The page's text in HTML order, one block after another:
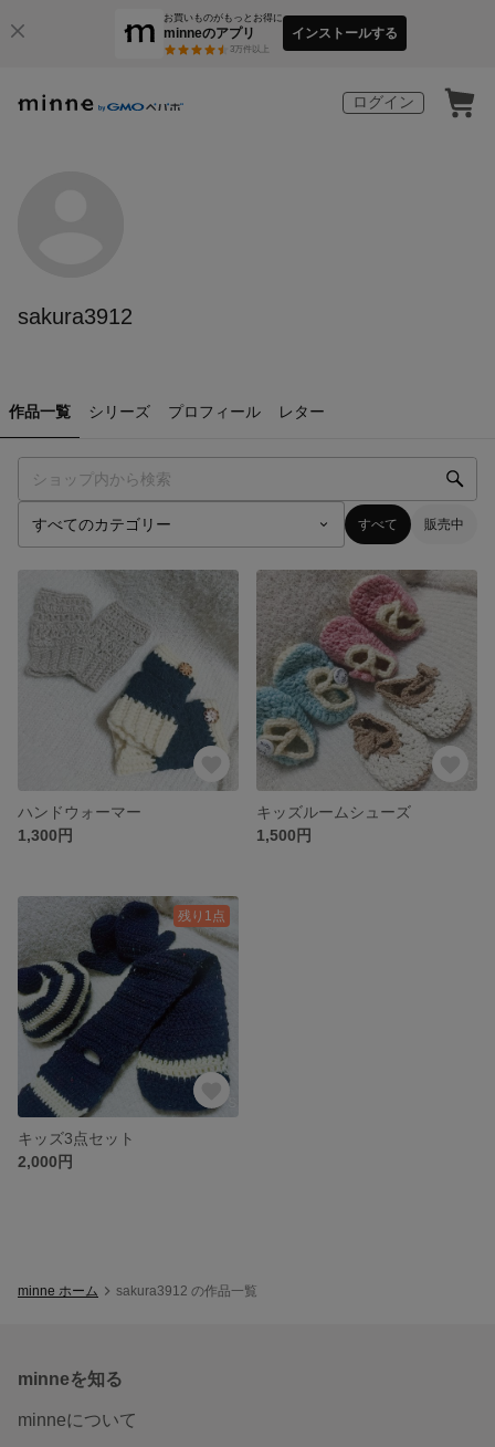
お買いものがもっとお得に
minneのアプリ
3万件以上
インストールする
ログイン
sakura3912
作品一覧 シリーズ プロフィール レター
すべて 販売中
ハンドウォーマー
1,300円
キッズルームシューズ
1,500円
残り1点
キッズ3点セット
2,000円
minne ホーム sakura3912 の作品一覧
minneを知る
minneについて